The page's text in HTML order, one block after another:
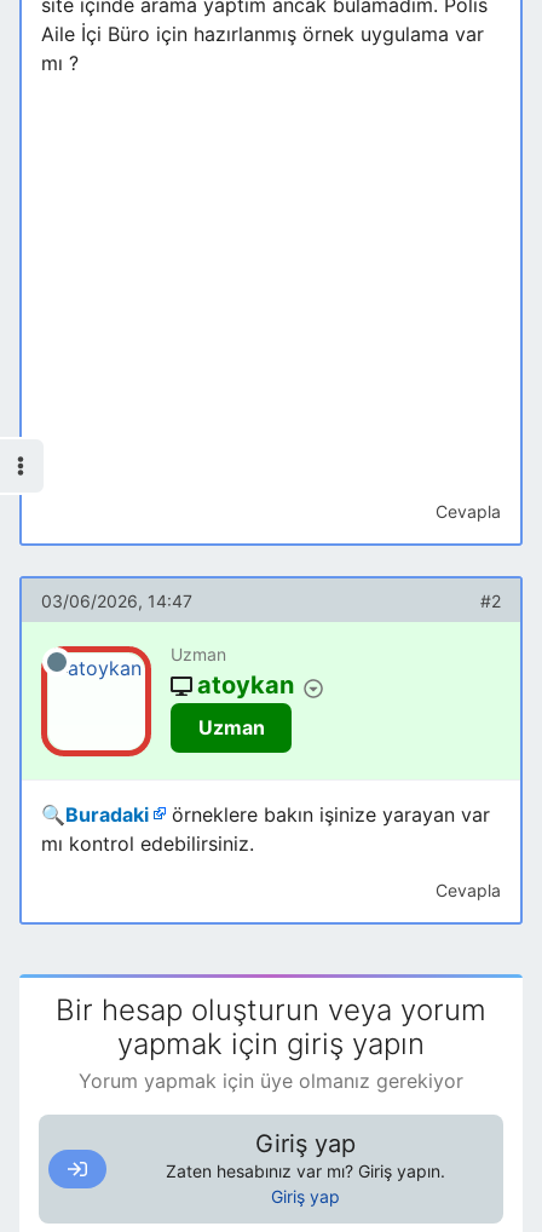
site içinde arama yaptım ancak bulamadım. Polis
Aile İçi Büro için hazırlanmış örnek uygulama var
mı ?
Cevapla
03/06/2026, 14:47 #2
Uzman
atoykan
Uzman
🔍 Buradaki
örneklere bakın işinize yarayan var
mı kontrol edebilirsiniz.
Cevapla
Bir hesap oluşturun veya yorum
yapmak için giriş yapın
Yorum yapmak için üye olmanız gerekiyor
Giriş yap
Zaten hesabınız var mı? Giriş yapın.
Giriş yap